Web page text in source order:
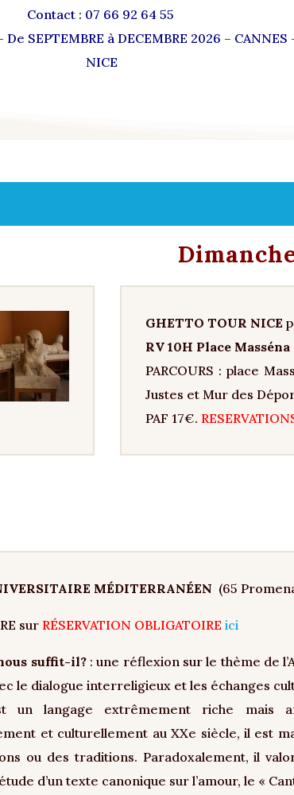
Contact : 07 66 92 64 55
SEPTEMBRE à DECEMBRE 2026 – CANNES
NICE
GHETTO TOUR NICE
RV 10H Place
PARCOURS : place
Justes et Mur des
PAF 17€.
MÉDITERRANÉEN (65
surRÉSERVATION OBLIGATOIREici
suffit-il?: une réflexion sur le thème de
le dialogue interreligieux et les échanges
un langage extrêmement riche mais
et culturellement au XXe siècle, il est
ou des traditions. Paradoxalement, il
d’un texte canonique sur l’amour, le «